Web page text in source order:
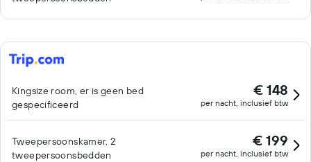
Kingsize room, er is geen bed
gespecificeerd
€ 148
per nacht, inclusief btw
Tweepersoonskamer, 2
tweepersoonsbedden
€ 199
per nacht, inclusief btw